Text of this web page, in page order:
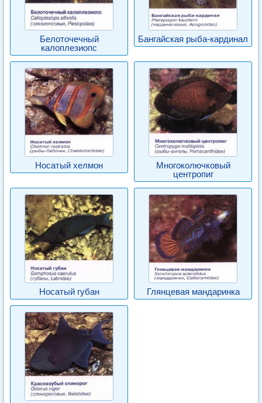
Белоточечный
калоплезиопс
Бангайская рыба-кардинал
Носатый хелмон
Многоколючковый
центропиг
Носатый губан Глянцевая мандаринка